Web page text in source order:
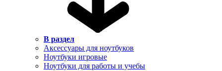
В раздел
Аксессуары для ноутбуков
Ноутбуки игровые
Ноутбуки для работы и учебы